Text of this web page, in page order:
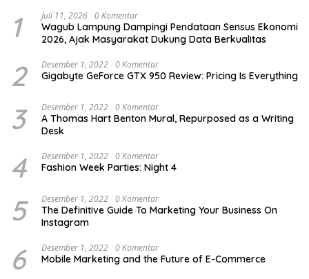
1 Juli 11, 2026 0 Komentar
Wagub Lampung Dampingi Pendataan Sensus Ekonomi
2026, Ajak Masyarakat Dukung Data Berkualitas
2 Desember 1, 2022 0 Komentar
Gigabyte GeForce GTX 950 Review: Pricing Is Everything
3 Desember 1, 2022 0 Komentar
A Thomas Hart Benton Mural, Repurposed as a Writing
Desk
4 Desember 1, 2022 0 Komentar
Fashion Week Parties: Night 4
5 Desember 1, 2022 0 Komentar
The Definitive Guide To Marketing Your Business On
Instagram
6 Desember 1, 2022 0 Komentar
Mobile Marketing and the Future of E-Commerce